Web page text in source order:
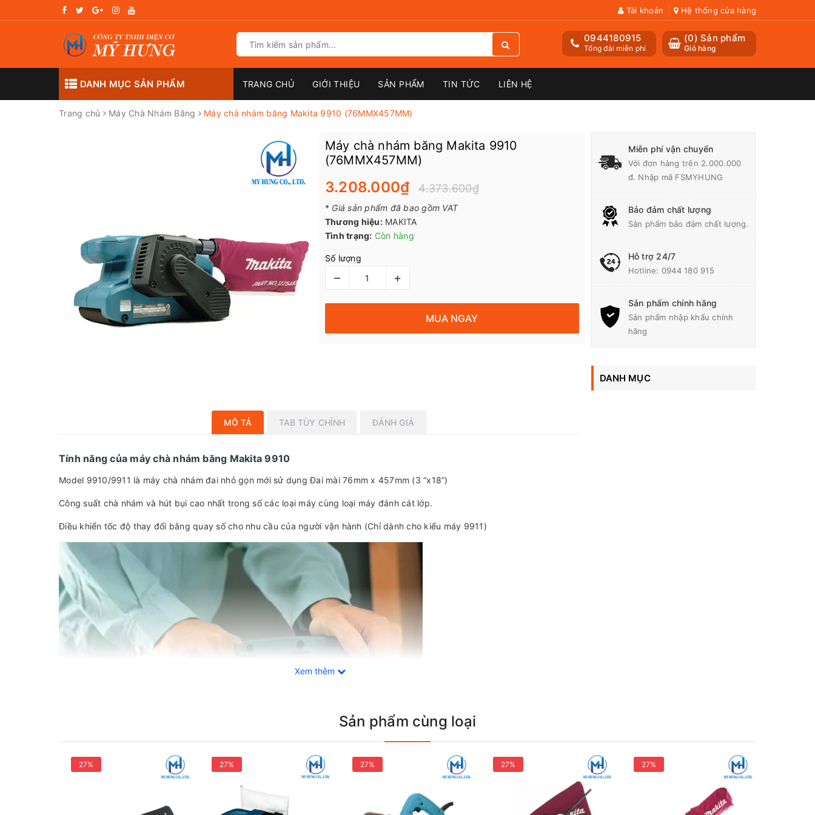
Tài khoản Hệ thống cửa hàng
(0) Sản phẩm
Giỏ hàng
0944180915
Tổng đài miễn phí
DANH MỤC SẢN PHẨM TRANG CHỦ GIỚI THIỆU SẢN PHẨM TIN TỨC LIÊN HỆ
Trang chủ Máy Chà Nhám Băng Máy chà nhám băng Makita 9910 (76MMX457MM)
Máy chà nhám băng Makita 9910
(76MMX457MM)
3.208.000₫ 4.373.600₫
* Giá sản phẩm đã bao gồm VAT
Thương hiệu: MAKITA
Tình trạng: Còn hàng
Số lượng
– +
MUA NGAY
MÔ TẢ TAB TÙY CHỈNH ĐÁNH GIÁ
Tính năng của máy chà nhám băng Makita 9910
Model 9910/9911 là máy chà nhám đai nhỏ gọn mới sử dụng Đai mài 76mm x 457mm (3 “x18”)
Công suất chà nhám và hút bụi cao nhất trong số các loại máy cùng loại máy đánh cát lớp.
Điều khiển tốc độ thay đổi bằng quay số cho nhu cầu của người vận hành (Chỉ dành cho kiểu máy 9911)
Xem thêm
Miễn phí vận chuyển
Với đơn hàng trên 2.000.000
đ. Nhập mã FSMYHUNG
Bảo đảm chất lượng
Sản phẩm bảo đảm chất lượng.
Hỗ trợ 24/7
Hotline: 0944 180 915
Sản phẩm chính hãng
Sản phẩm nhập khẩu chính
hãng
DANH MỤC
Sản phẩm cùng loại
27% 27% 27% 27% 27%